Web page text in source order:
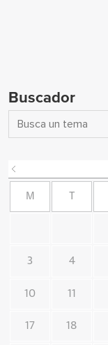
Buscador
M
3 4
10 11
17 18